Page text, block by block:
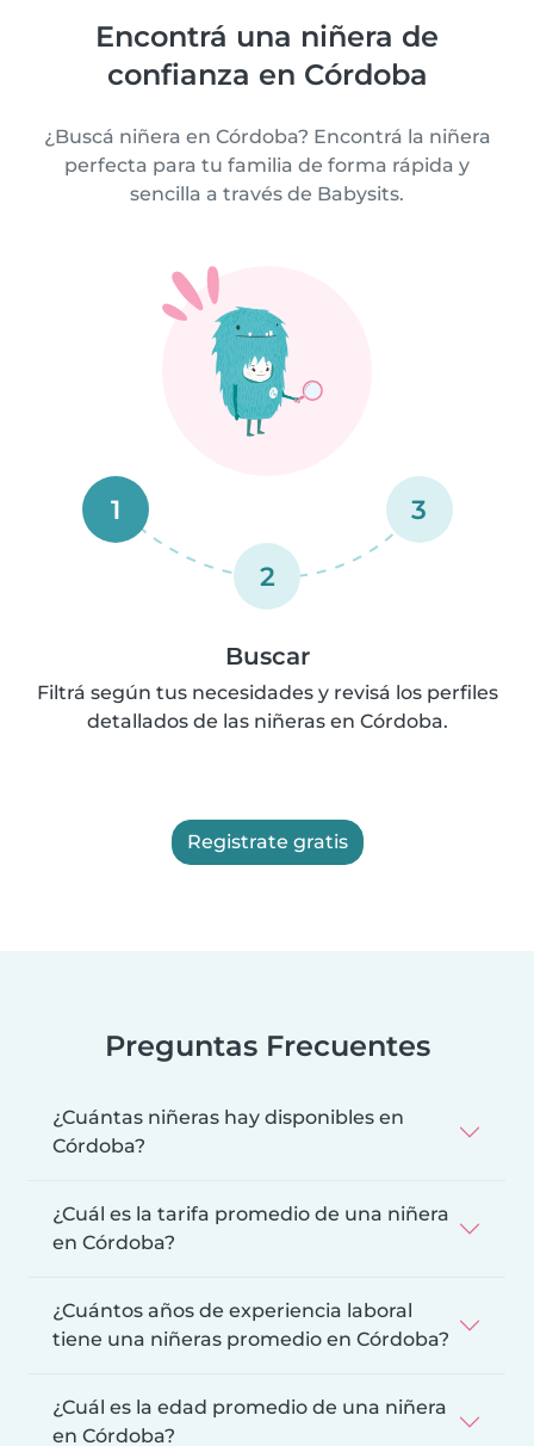
Encontrá una niñera de
confianza en Córdoba
¿Buscá niñera en Córdoba? Encontrá la niñera
perfecta para tu familia de forma rápida y
sencilla a través de Babysits.
1
2
3
Buscar
Filtrá según tus necesidades y revisá los perfiles
detallados de las niñeras en Córdoba.
Registrate gratis
Preguntas Frecuentes
¿Cuántas niñeras hay disponibles en
Córdoba?
¿Cuál es la tarifa promedio de una niñera
en Córdoba?
¿Cuántos años de experiencia laboral
tiene una niñeras promedio en Córdoba?
¿Cuál es la edad promedio de una niñera
en Córdoba?